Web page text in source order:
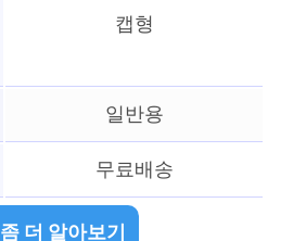
캡형
일반용
무료배송
좀 더 알아보기